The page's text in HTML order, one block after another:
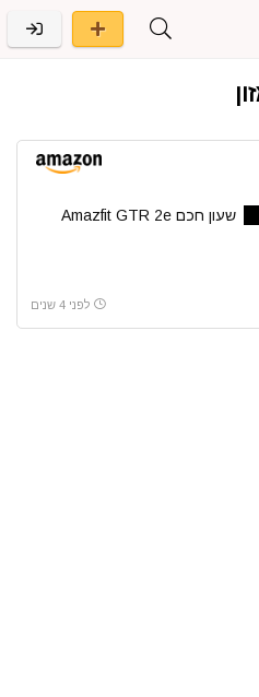
שעון חכם Amazfit GTR 2e
לפני 4 שנים